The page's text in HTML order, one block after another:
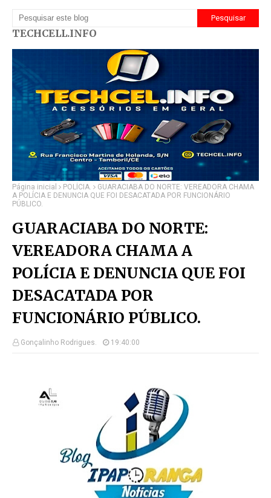
TECHCELL.INFO
Página inicial POLÍCIA.
GUARACIABA DO NORTE: VEREADORA CHAMA
A POLÍCIA E DENUNCIA QUE FOI DESACATADA POR FUNCIONÁRIO
PÚBLICO.
GUARACIABA DO NORTE:
VEREADORA CHAMA A
POLÍCIA E DENUNCIA QUE FOI
DESACATADA POR
FUNCIONÁRIO PÚBLICO.
Gonçalinho Rodrigues. 19:40:00